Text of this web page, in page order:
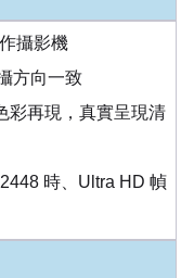
攝影機
方向一致
彩再現，真實呈現清
時、Ultra HD 幀